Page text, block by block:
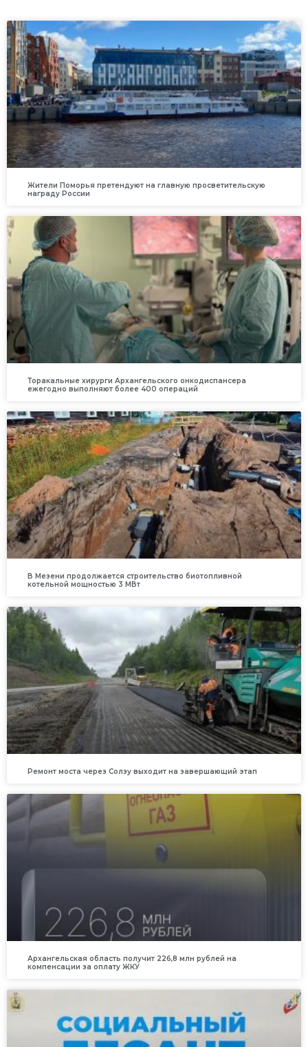
Жители Поморья претендуют на главную просветительскую
награду России
Торакальные хирурги Архангельского онкодиспансера
ежегодно выполняют более 400 операций
В Мезени продолжается строительство биотопливной
котельной мощностью 3 МВт
Ремонт моста через Солзу выходит на завершающий этап
Архангельская область получит 226,8 млн рублей на
компенсации за оплату ЖКУ